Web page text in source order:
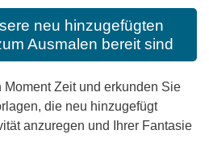
neu hinzugefügten
Ausmalen bereit sind
Zeit und erkunden Sie
die neu hinzugefügt
anzuregen und Ihrer Fantasie